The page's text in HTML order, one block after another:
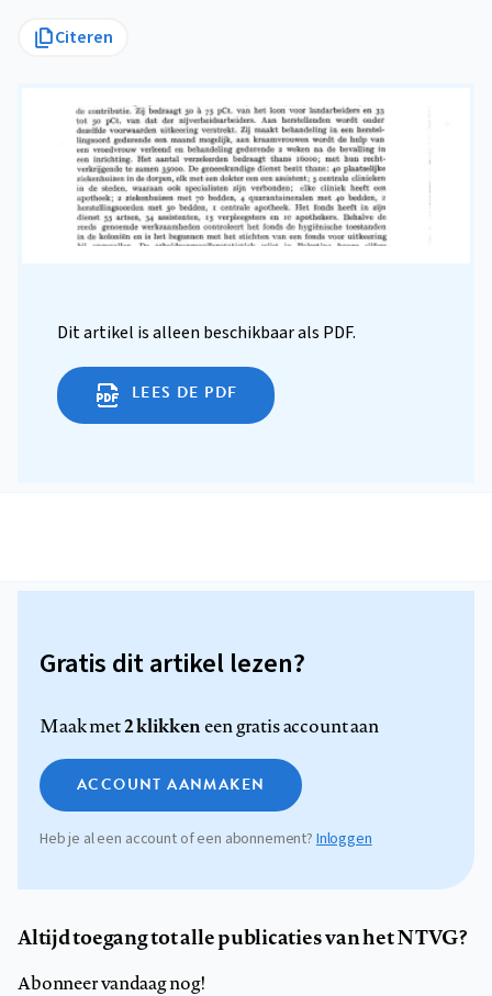
Citeren
Dit artikel is alleen beschikbaar als PDF.
LEES DE PDF
Gratis dit artikel lezen?
Maak met2 klikkeneen gratis account aan
ACCOUNT AANMAKEN
Heb je al een account of een abonnement? Inloggen
Altijd toegang tot alle publicaties van het NTVG?
Abonneer vandaag nog!